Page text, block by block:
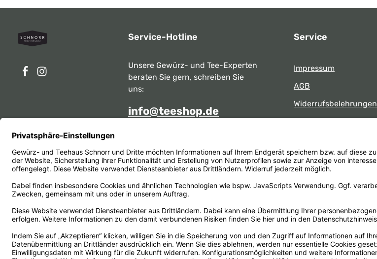
Service-Hotline
Unsere Gewürz- und Tee-Experten
beraten Sie gern, schreiben Sie
uns:
info@teeshop.de
Mo - Sa zwischen 10:00 - 17:00 Uhr
unter:
Vertrag widerrufen
Service
Impressum
AGB
Widerrufsbelehrungen
Datenschutz